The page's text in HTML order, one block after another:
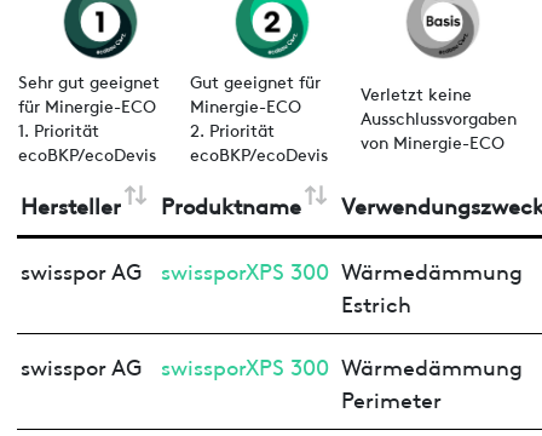
Sehr gut geeignet
für Minergie-ECO
1. Priorität
ecoBKP/ecoDevis
Gut geeignet für
Minergie-ECO
2. Priorität
ecoBKP/ecoDevis
Verletzt keine
Ausschlussvorgaben
von Minergie-ECO
Hersteller Produktname
swisspor AG swissporXPS 300 Wärmedämmung
Estrich
swisspor AG swissporXPS 300 Wärmedämmung
Perimeter